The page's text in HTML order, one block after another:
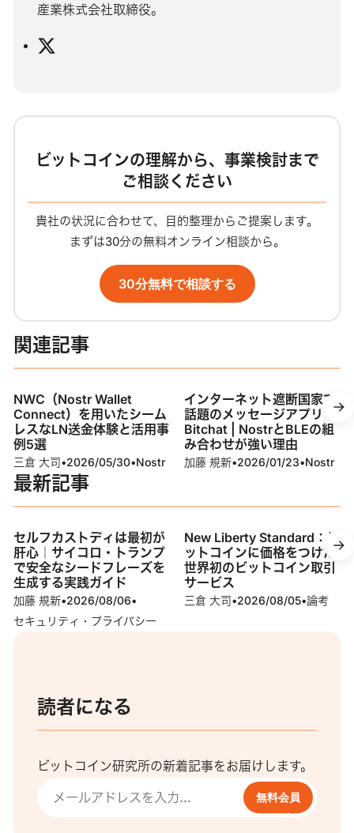
産業株式会社取締役。
ビットコインの理解から、事業検討まで
ご相談ください
貴社の状況に合わせて、目的整理からご提案します。
まずは30分の無料オンライン相談から。
30分無料で相談する
関連記事
NWC（Nostr Wallet
Connect）を用いたシーム
レスなLN送金体験と活用事
例5選
三倉 大司•2026/05/30•Nostr
インターネット遮断国家で
話題のメッセージアプリ
Bitchat | NostrとBLEの組
み合わせが強い理由
加藤 規新•2026/01/23•Nostr
最新記事
セルフカストディは最初が
肝心｜サイコロ・トランプ
で安全なシードフレーズを
生成する実践ガイド
加藤 規新•2026/08/06•
セキュリティ・プライバシー
New Liberty Standard：ビ
ットコインに価格をつけた
世界初のビットコイン取引
サービス
三倉 大司•2026/08/05•論考
読者になる
ビットコイン研究所の新着記事をお届けします。
無料会員